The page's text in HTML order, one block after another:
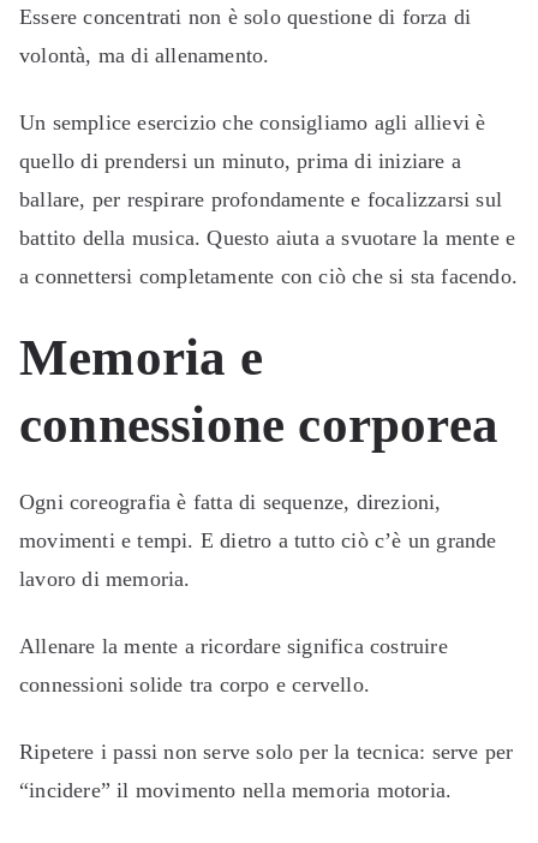
Essere concentrati non è solo questione di forza di
volontà, ma di allenamento.
Un semplice esercizio che consigliamo agli allievi è
quello di prendersi un minuto, prima di iniziare a
ballare, per respirare profondamente e focalizzarsi sul
battito della musica. Questo aiuta a svuotare la mente e
a connettersi completamente con ciò che si sta facendo.
Memoria e
connessione corporea
Ogni coreografia è fatta di sequenze, direzioni,
movimenti e tempi. E dietro a tutto ciò c’è un grande
lavoro di memoria.
Allenare la mente a ricordare significa costruire
connessioni solide tra corpo e cervello.
Ripetere i passi non serve solo per la tecnica: serve per
“incidere” il movimento nella memoria motoria.